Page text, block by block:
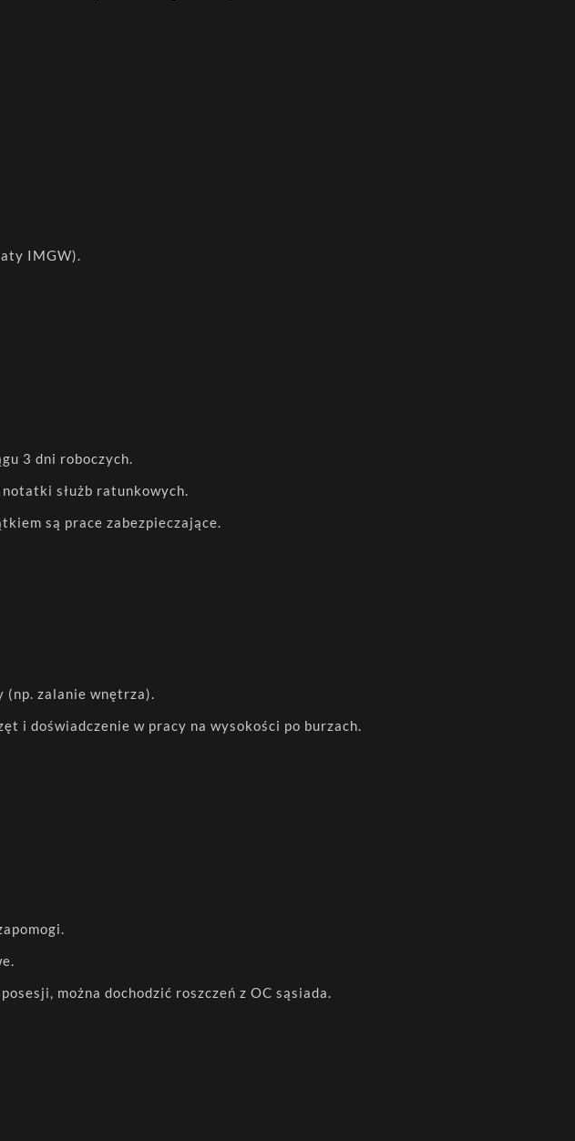
IMGW).
3 dni roboczych.
służb ratunkowych.
są prace zabezpieczające.
(np. zalanie wnętrza).
i doświadczenie w pracy na wysokości po burzach.
można dochodzić roszczeń z OC sąsiada.